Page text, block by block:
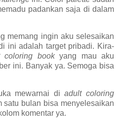
padankan saja di dalam
memang ingin aku selesaikan
ini adalah target pribadi. Kira-
coloring bookyang mau aku
ini. Banyak ya. Semoga bisa
mewarnai diadult coloring
bulan bisa menyelesaikan
komentar ya.